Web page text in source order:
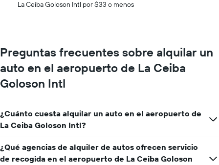
que
barato
de
un
auto
de
empresa.
La Ceiba Goloson Intl por $33 o menos
Preguntas frecuentes sobre alquilar un
auto en el aeropuerto de La Ceiba
Goloson Intl
¿Cuánto cuesta alquilar un auto en el aeropuerto de
La Ceiba Goloson Intl?
¿Qué agencias de alquiler de autos ofrecen servicio
de recogida en el aeropuerto de La Ceiba Goloson